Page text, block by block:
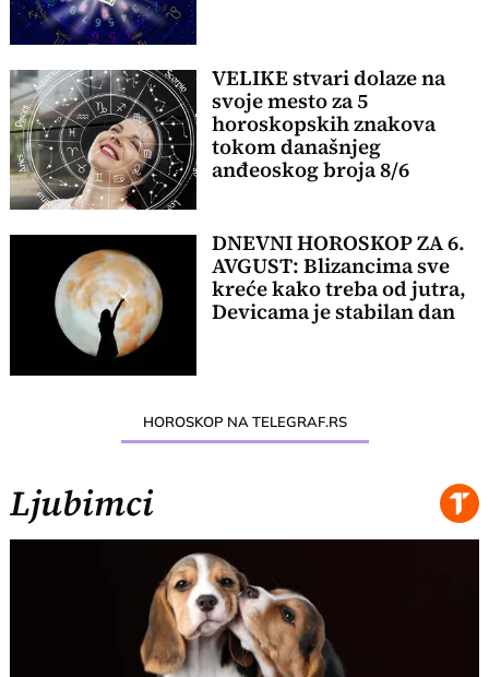
VELIKE stvari dolaze na
svoje mesto za 5
horoskopskih znakova
tokom današnjeg
anđeoskog broja 8/6
DNEVNI HOROSKOP ZA 6.
AVGUST: Blizancima sve
kreće kako treba od jutra,
Devicama je stabilan dan
HOROSKOP NA TELEGRAF.RS
Ljubimci